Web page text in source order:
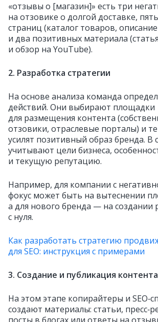
«отзывы о [магазин]» есть три
на отзовике о долгой доставке,
страниц (каталог товаров,
и два позитивных материала
и обзор на YouTube).
2. Разработка стратегии
На основе анализа команда
действий. Они выбирают площадки
для размещения контента
отзовики, отраслевые порталы) и
усилят позитивный образ бренда. В
учитывают цели бизнеса,
и текущую репутацию.
Например, для компании с
фокус может быть на вытеснении
а для нового бренда — на создании
с нуля.
Как разработать стратегию
для SEO: инструкция с примерами
3. Создание и публикация контента
На этом этапе копирайтеры и
создают материалы: статьи,